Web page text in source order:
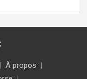
À propos